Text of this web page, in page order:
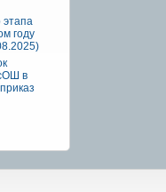
этапа
году
в